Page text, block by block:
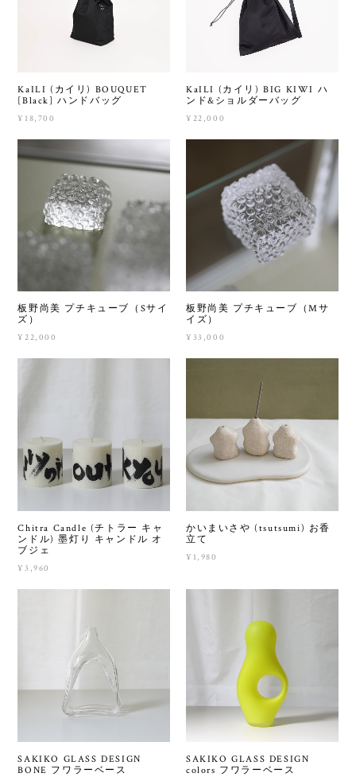
KaILI (カイリ) BOUQUET
[Black] ハンドバッグ
¥18,700
KaILI (カイリ) BIG KIWI ハ
ンド&ショルダーバッグ
¥22,000
板野尚美 プチキューブ（Sサイ
ズ）
¥22,000
板野尚美 プチキューブ（Mサ
イズ）
¥33,000
Chitra Candle (チトラー キャ
ンドル) 墨灯り キャンドル オ
ブジェ
¥3,960
かいまいさや (tsutsumi) お香
立て
¥1,980
SAKIKO GLASS DESIGN
BONE フワラーベース
SAKIKO GLASS DESIGN
colors フワラーベース